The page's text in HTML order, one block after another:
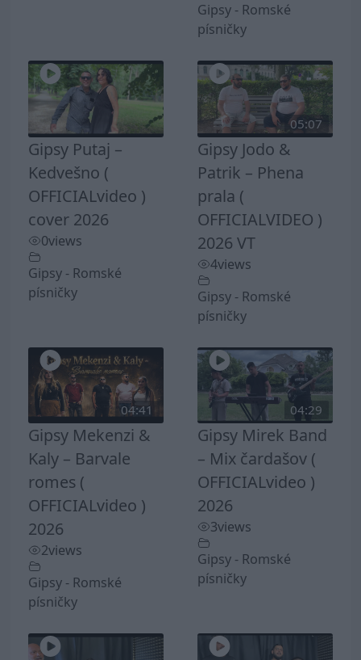
Gipsy - Romské
písničky
Gipsy Putaj –
Kedvešno (
OFFICIALvideo )
cover 2026
0views
Gipsy - Romské
písničky
05:07
Gipsy Jodo &
Patrik – Phena
prala (
OFFICIALVIDEO )
2026 VT
4views
Gipsy - Romské
písničky
04:41
Gipsy Mekenzi &
Kaly – Barvale
romes (
OFFICIALvideo )
2026
2views
Gipsy - Romské
písničky
04:29
Gipsy Mirek Band
– Mix čardašov (
OFFICIALvideo )
2026
3views
Gipsy - Romské
písničky